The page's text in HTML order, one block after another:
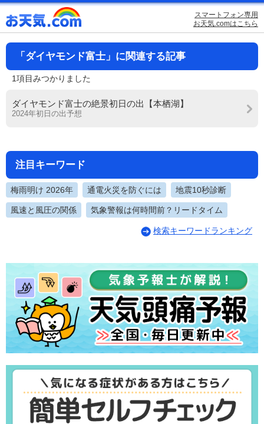
スマートフォン専用
お天気.comはこちら
「ダイヤモンド富士」に関連する記事
1項目みつかりました
ダイヤモンド富士の絶景初日の出【本栖湖】
2024年初日の出予想
注目キーワード
梅雨明け 2026年 通電火災を防ぐには 地震10秒診断
風速と風圧の関係 気象警報は何時間前？リードタイム
検索キーワードランキング